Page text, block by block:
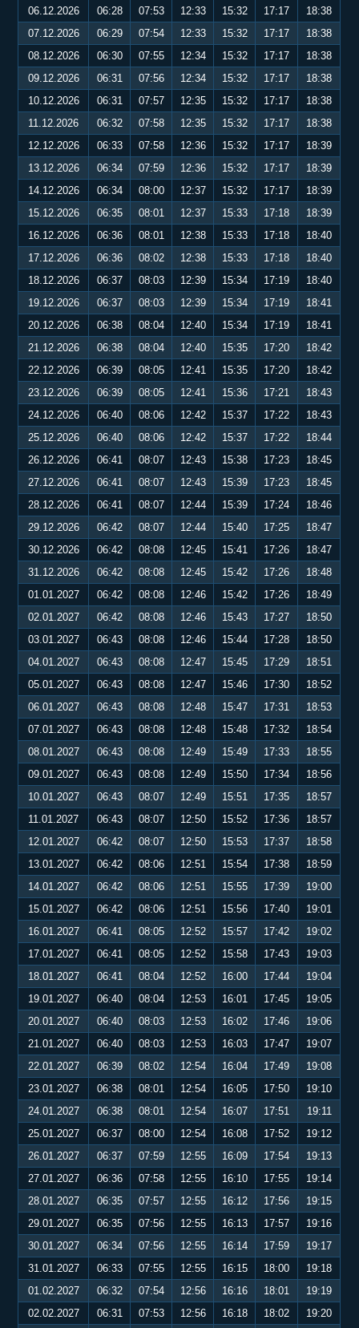
06.12.2026 06:28 07:53 12:33 15:32 17:17
18:38
07.12.2026
06:29 07:54 12:33 15:32 17:17
18:38
08.12.2026
06:30 07:55 12:34 15:32 17:17
18:38
09.12.2026
06:31 07:56 12:34 15:32 17:17
18:38
10.12.2026
06:31 07:57 12:35 15:32 17:17
18:38
11.12.2026
06:32 07:58 12:35 15:32 17:17
18:38
12.12.2026
06:33 07:58 12:36 15:32 17:17
18:39
13.12.2026
06:34 07:59 12:36 15:32 17:17
18:39
14.12.2026
06:34 08:00 12:37 15:32 17:17
18:39
15.12.2026
06:35 08:01 12:37 15:33 17:18
18:39
16.12.2026
06:36 08:01 12:38 15:33 17:18
18:40
17.12.2026
06:36 08:02 12:38 15:33 17:18
18:40
18.12.2026
06:37 08:03 12:39 15:34 17:19
18:40
19.12.2026
06:37 08:03 12:39 15:34 17:19
18:41
20.12.2026
06:38 08:04 12:40 15:34 17:19
18:41
21.12.2026
06:38 08:04 12:40 15:35 17:20
18:42
22.12.2026
06:39 08:05 12:41 15:35 17:20
18:42
23.12.2026
06:39 08:05 12:41 15:36 17:21
18:43
24.12.2026
06:40 08:06 12:42 15:37 17:22
18:43
25.12.2026
06:40 08:06 12:42 15:37 17:22
18:44
26.12.2026
06:41 08:07 12:43 15:38 17:23
18:45
27.12.2026
06:41 08:07 12:43 15:39 17:23
18:45
28.12.2026
06:41 08:07 12:44 15:39 17:24
18:46
29.12.2026
06:42 08:07 12:44 15:40 17:25
18:47
30.12.2026
06:42 08:08 12:45 15:41 17:26
18:47
31.12.2026
06:42 08:08 12:45 15:42 17:26
18:48
01.01.2027
06:42 08:08 12:46 15:42 17:26
18:49
02.01.2027
06:42 08:08 12:46 15:43 17:27
18:50
03.01.2027
06:43 08:08 12:46 15:44 17:28
18:50
04.01.2027
06:43 08:08 12:47 15:45 17:29
18:51
05.01.2027
06:43 08:08 12:47 15:46 17:30
18:52
06.01.2027
06:43 08:08 12:48 15:47 17:31
18:53
07.01.2027
06:43 08:08 12:48 15:48 17:32
18:54
08.01.2027
06:43 08:08 12:49 15:49 17:33
18:55
09.01.2027
06:43 08:08 12:49 15:50 17:34
18:56
10.01.2027
06:43 08:07 12:49 15:51 17:35
18:57
11.01.2027
06:43 08:07 12:50 15:52 17:36
18:57
12.01.2027
06:42 08:07 12:50 15:53 17:37
18:58
13.01.2027
06:42 08:06 12:51 15:54 17:38
18:59
14.01.2027
06:42 08:06 12:51 15:55 17:39
19:00
15.01.2027
06:42 08:06 12:51 15:56 17:40
19:01
16.01.2027
06:41 08:05 12:52 15:57 17:42
19:02
17.01.2027
06:41 08:05 12:52 15:58 17:43
19:03
18.01.2027
06:41 08:04 12:52 16:00 17:44
19:04
19.01.2027
06:40 08:04 12:53 16:01 17:45
19:05
20.01.2027
06:40 08:03 12:53 16:02 17:46
19:06
21.01.2027
06:40 08:03 12:53 16:03 17:47
19:07
22.01.2027
06:39 08:02 12:54 16:04 17:49
19:08
23.01.2027
06:38 08:01 12:54 16:05 17:50
19:10
24.01.2027
06:38 08:01 12:54 16:07 17:51
19:11
25.01.2027
06:37 08:00 12:54 16:08 17:52
19:12
26.01.2027
06:37 07:59 12:55 16:09 17:54
19:13
27.01.2027
06:36 07:58 12:55 16:10 17:55
19:14
28.01.2027
06:35 07:57 12:55 16:12 17:56
19:15
29.01.2027
06:35 07:56 12:55 16:13 17:57
19:16
30.01.2027
06:34 07:56 12:55 16:14 17:59
19:17
31.01.2027
06:33 07:55 12:55 16:15 18:00
19:18
01.02.2027
06:32 07:54 12:56 16:16 18:01
19:19
02.02.2027
06:31 07:53 12:56 16:18 18:02
19:20